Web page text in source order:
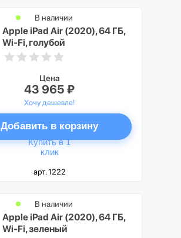
Apple iPad Air (2020), 64 ГБ,
Wi-Fi, голубой
В наличии
Цена
43 965 ₽
Хочу дешевле!
Добавить в корзину
Купить в 1
клик
арт. 1222
Apple iPad Air (2020), 64 ГБ,
Wi-Fi, зеленый
В наличии